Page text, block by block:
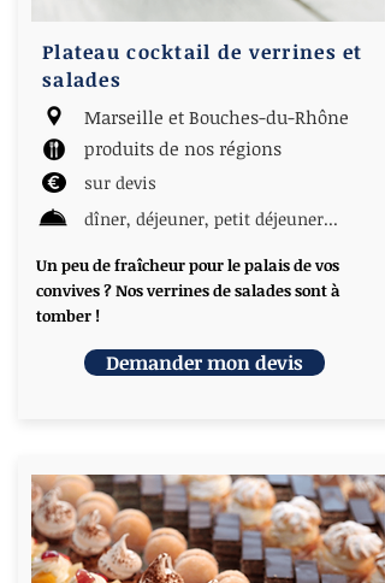
Plateau cocktail de verrines et
salades
Marseille et Bouches-du-Rhône
produits de nos régions
sur devis
dîner, déjeuner, petit déjeuner...
Un peu de fraîcheur pour le palais de vos
convives ? Nos verrines de salades sont à
tomber !
Demander mon devis